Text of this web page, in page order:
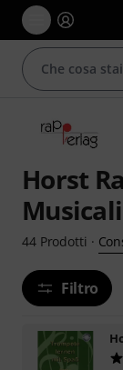
Horst
44 Prodotti ·
Filtro